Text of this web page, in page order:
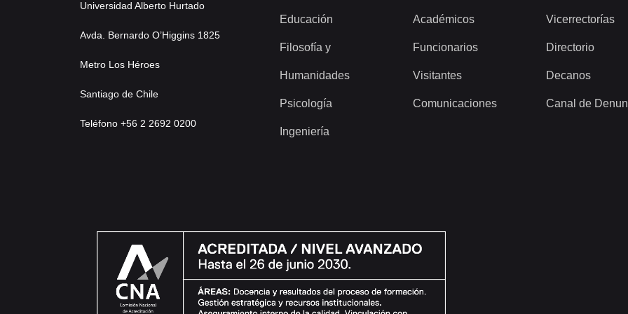
Universidad Alberto Hurtado
Avda. Bernardo O’Higgins 1825
Metro Los Héroes
Santiago de Chile
Teléfono +56 2 2692 0200
Educación
Filosofía y
Humanidades
Psicología
Ingeniería
Académicos
Funcionarios
Visitantes
Comunicaciones
Vicerrectorías
Directorio
Decanos
Canal de